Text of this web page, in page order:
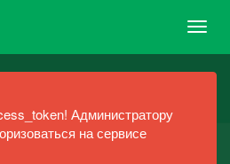
Администратору
на сервисе